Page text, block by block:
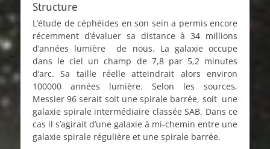
Structure
L’étude de céphéides en son sein a permis encore
récemment d’évaluer sa distance à 34 millions
d’années lumière de nous. La galaxie occupe
dans le ciel un champ de 7,8 par 5,2 minutes
d’arc. Sa taille réelle atteindrait alors environ
100000 années lumière. Selon les sources,
Messier 96 serait soit une spirale barrée, soit une
galaxie spirale intermédiaire classée SAB. Dans ce
cas il s’agirait d’une galaxie à mi-chemin entre une
galaxie spirale régulière et une spirale barrée.